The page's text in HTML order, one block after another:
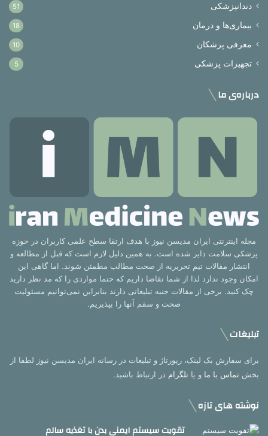
دندانپزشکی 51
بیماری‌ها و درمان 18
معرفی پزشکان 10
تجهیزات پزشکی 5
درباره‌ی ما
مجله اینترنتی ایران مدیسن نیوز با هدف ارتقا سطح علمی کاربران در حوزه
پزشکی سلامت دایر شده است. به همین دلیل لازم است که قبل از مطالعه و
انتشار مقالات تیم تحریریه از صحت مطالب مطمئن شوند. اما گاهی این
امکان وجود ندارد لذا از شما تقاضا داریم که حتما مواردی را که مد نظر دارید
چک کنید. برخی از مقالات جنبه تبلیغاتی دارند بنابراین نمی‌توانیم مسئولیت
صحت و سقم آنها را بپذیریم.
تبلیغات
برای سفارش بک لینک، رپورتاژ و تبلیغات در رسانه ایران مدیسن نیوز لطفا از
بخش تماس با ما و یا تلگرام در ارتباط باشید.
نوشته های تازه
تقویت سیستم ایمنی بدن با تغذیه سالم